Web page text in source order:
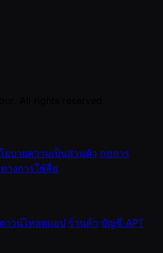
ยบายความเป็นส่วนตัว กฎการ
างการใช้สื่อ
ดาวน์โหลดแอป ร้านค้า บัญชี APT